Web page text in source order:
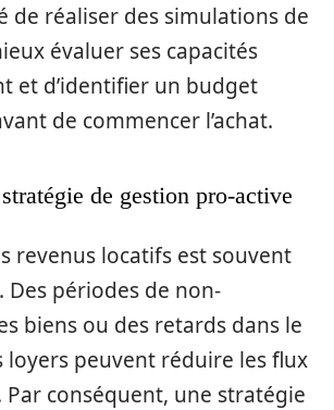
de réaliser des simulations de
évaluer ses capacités
et d’identifier un budget
de commencer l’achat.
de gestion pro-active
revenus locatifs est souvent
Des périodes de non-
biens ou des retards dans le
loyers peuvent réduire les flux
conséquent, une stratégie